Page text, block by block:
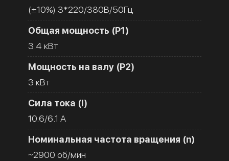
(±10%) 3*220/380В/50Гц
Общая мощность (Р1)
3.4 кВт
Мощность на валу (Р2)
3 кВт
Сила тока (I)
10.6/6.1 A
Номинальная частота вращения (n)
~2900 об/мин